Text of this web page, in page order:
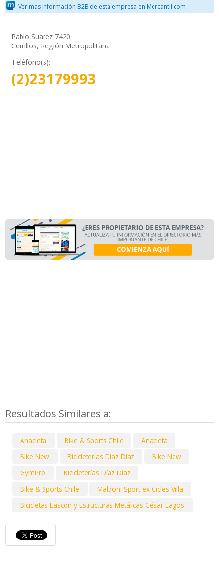
Ver mas información B2B de esta empresa en Mercantil.com
Pablo Suarez 7420
Cerrillos, Región Metropolitana
Teléfono(s):
(2)23179993
Resultados Similares a:
Anacleta Bike & Sports Chile
Anacleta
Bike New
Bicicleterías Díaz Díaz
Bike New
GymPro
Bicicleterías Díaz Díaz
Bike & Sports Chile
Maldoni Sport ex Cicles Villa
Bicicletas Lascón y Estructuras Metálicas César Lagos